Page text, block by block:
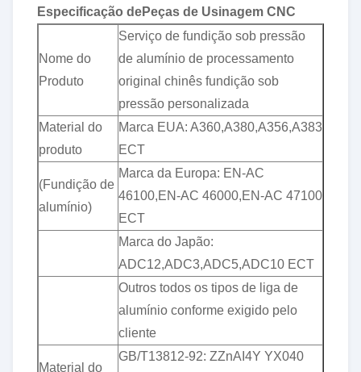
Especificação dePeças de Usinagem CNC
Nome do
Produto
Serviço de fundição sob pressão
de alumínio de processamento
original chinês fundição sob
pressão personalizada
Material do
produto
Marca EUA: A360,A380,A356,A383
ECT
(Fundição de
alumínio)
Marca da Europa: EN-AC
46100,EN-AC 46000,EN-AC 47100
ECT
Marca do Japão:
ADC12,ADC3,ADC5,ADC10 ECT
Outros todos os tipos de liga de
alumínio conforme exigido pelo
cliente
Material do
GB/T13812-92: ZZnAI4Y YX040